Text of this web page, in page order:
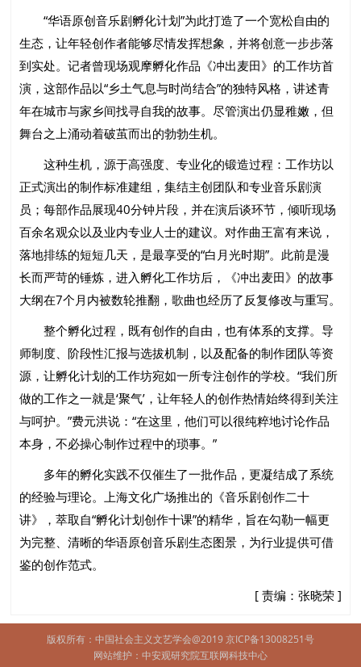
“华语原创音乐剧孵化计划”为此打造了一个宽松自由的
生态，让年轻创作者能够尽情发挥想象，并将创意一步步落
到实处。记者曾现场观摩孵化作品《冲出麦田》的工作坊首
演，这部作品以“乡土气息与时尚结合”的独特风格，讲述青
年在城市与家乡间找寻自我的故事。尽管演出仍显稚嫩，但
舞台之上涌动着破茧而出的勃勃生机。
这种生机，源于高强度、专业化的锻造过程：工作坊以
正式演出的制作标准建组，集结主创团队和专业音乐剧演
员；每部作品展现40分钟片段，并在演后谈环节，倾听现场
百余名观众以及业内专业人士的建议。对作曲王富有来说，
落地排练的短短几天，是最享受的“白月光时期”。此前是漫
长而严苛的锤炼，进入孵化工作坊后，《冲出麦田》的故事
大纲在7个月内被数轮推翻，歌曲也经历了反复修改与重写。
整个孵化过程，既有创作的自由，也有体系的支撑。导
师制度、阶段性汇报与选拔机制，以及配备的制作团队等资
源，让孵化计划的工作坊宛如一所专注创作的学校。“我们所
做的工作之一就是‘聚气’，让年轻人的创作热情始终得到关注
与呵护。”费元洪说：“在这里，他们可以很纯粹地讨论作品
本身，不必操心制作过程中的琐事。”
多年的孵化实践不仅催生了一批作品，更凝结成了系统
的经验与理论。上海文化广场推出的《音乐剧创作二十
讲》，萃取自“孵化计划创作十课”的精华，旨在勾勒一幅更
为完整、清晰的华语原创音乐剧生态图景，为行业提供可借
鉴的创作范式。
[ 责编：张晓荣 ]
版权所有：中国社会主义文艺学会@2019京ICP备13008251号
网站维护：中安观研究院互联网科技中心